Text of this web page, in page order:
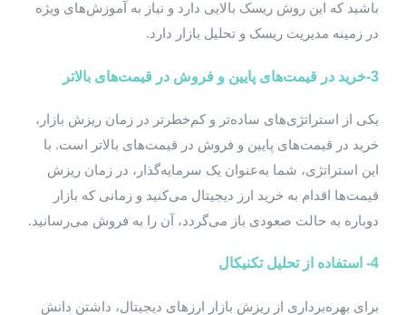
باشید که این روش ریسک بالایی دارد و نیاز به آموزش‌های ویژه
در زمینه مدیریت ریسک و تحلیل بازار دارد.
3-خرید در قیمت‌های پایین و فروش در قیمت‌های بالاتر
یکی از استراتژی‌های ساده‌تر و کم‌خطرتر در زمان ریزش بازار،
خرید در قیمت‌های پایین و فروش در قیمت‌های بالاتر است. با
این استراتژی، شما به‌عنوان یک سرمایه‌گذار، در زمان ریزش
قیمت‌ها اقدام به خرید ارز دیجیتال می‌کنید و زمانی که بازار
دوباره به حالت صعودی باز می‌گردد، آن را به فروش می‌رسانید.
4- استفاده از تحلیل تکنیکال
برای بهره‌برداری از ریزش بازار ارزهای دیجیتال، داشتن دانش